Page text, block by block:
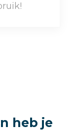
heb je